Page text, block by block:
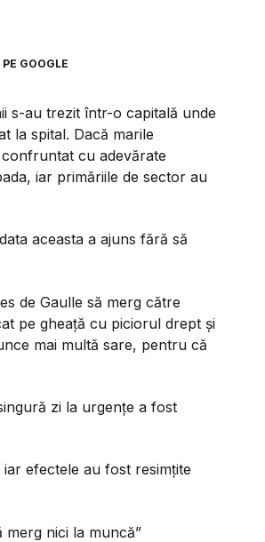
GOOGLE
s-au trezit într-o capitală unde
la spital. Dacă marile
cu adevărate
iar primăriile de sector au
aceasta a ajuns fără să
de Gaulle să merg către
pe gheață cu piciorul drept și
mai multă sare, pentru că
zi la urgențe a fost
efectele au fost resimțite
merg nici la muncă”